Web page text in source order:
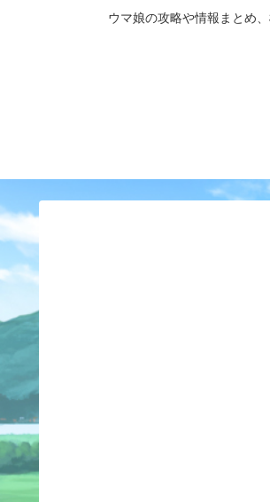
ウマ娘の攻略や情報まとめ